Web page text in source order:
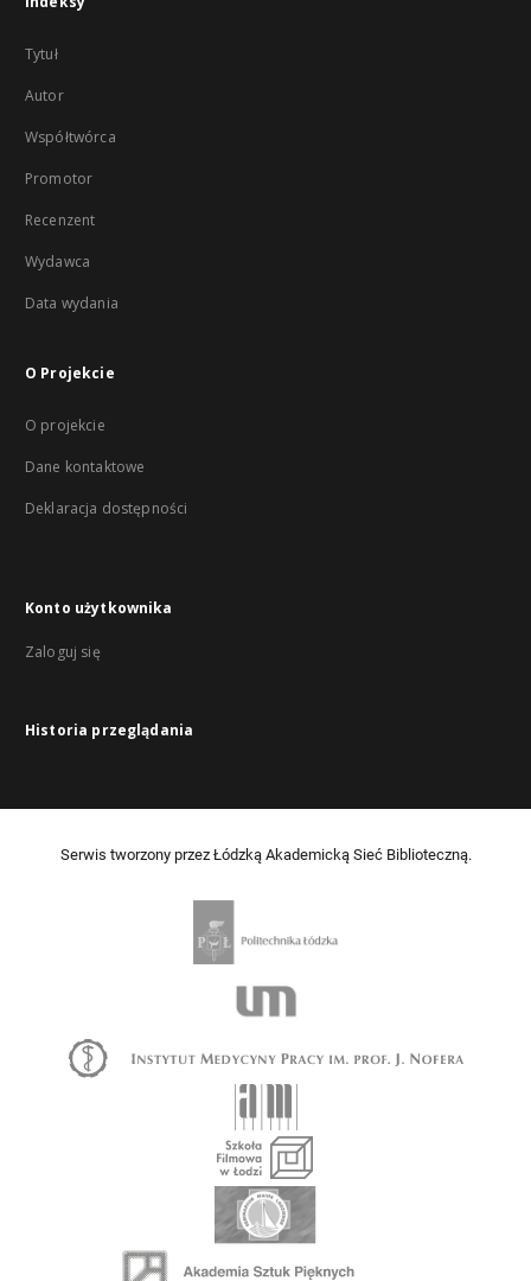
Tytuł
Autor
Współtwórca
Promotor
Recenzent
Wydawca
Data wydania
O Projekcie
O projekcie
Dane kontaktowe
Deklaracja dostępności
Konto użytkownika
Zaloguj się
Historia przeglądania
Serwis tworzony przez Łódzką Akademicką Sieć Biblioteczną.